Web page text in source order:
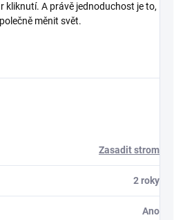
kliknutí. A právě jednoduchost je to,
měnit svět.
Zasadit strom
2 roky
Ano